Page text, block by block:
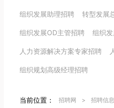
组织发展助理招聘 转型发展
组织发展OD主管招聘 组织
人力资源解决方案专家招聘
组织规划高级经理招聘
当前位置： 招聘网 > 招聘信息